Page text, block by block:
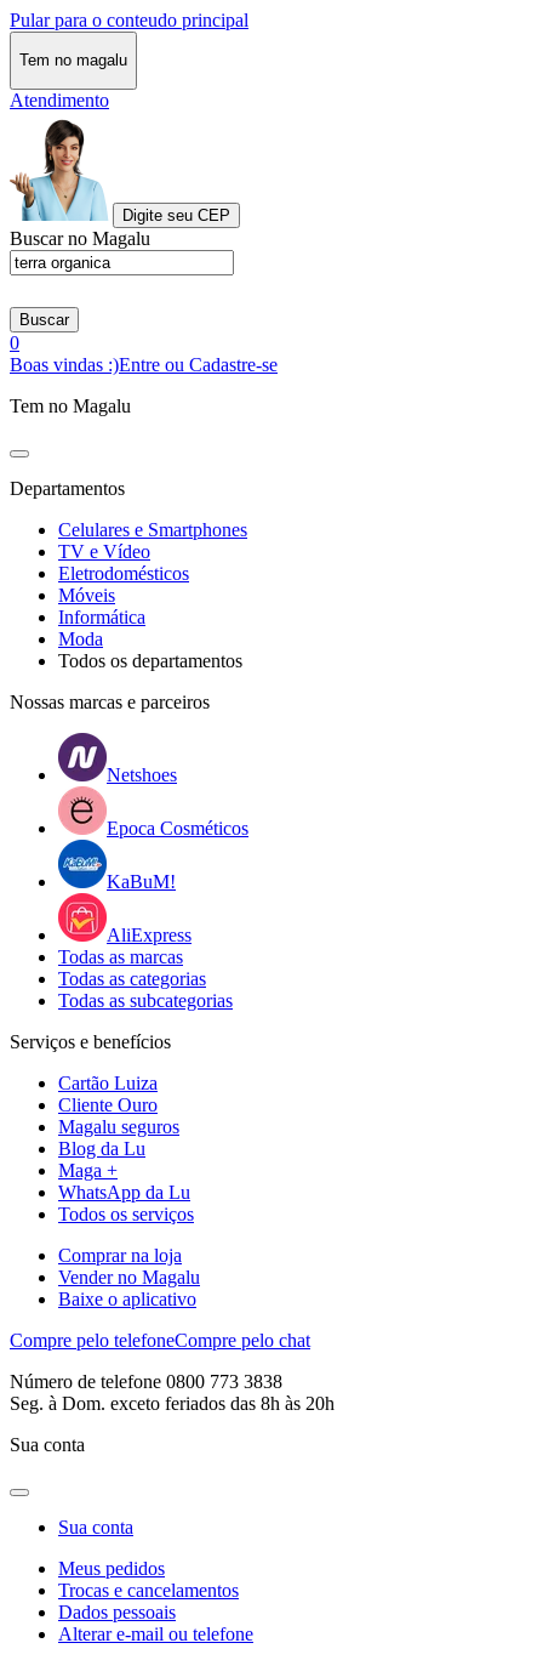
Pular para o conteudo principal
Tem no magalu
Atendimento
Digite seu CEP
Buscar no Magalu
Buscar
0
Boas vindas :)Entre ou Cadastre-se
Tem no Magalu
Departamentos
Celulares e Smartphones
TV e Vídeo
Eletrodomésticos
Móveis
Informática
Moda
Todos os departamentos
Nossas marcas e parceiros
Netshoes
Epoca Cosméticos
KaBuM!
AliExpress
Todas as marcas
Todas as categorias
Todas as subcategorias
Serviços e benefícios
Cartão Luiza
Cliente Ouro
Magalu seguros
Blog da Lu
Maga +
WhatsApp da Lu
Todos os serviços
Comprar na loja
Vender no Magalu
Baixe o aplicativo
Compre pelo telefoneCompre pelo chat
Número de telefone 0800 773 3838
Seg. à Dom. exceto feriados das 8h às 20h
Sua conta
Sua conta
Meus pedidos
Trocas e cancelamentos
Dados pessoais
Alterar e-mail ou telefone